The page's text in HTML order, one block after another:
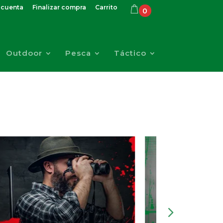
Finalizar compra Carrito 0
Outdoor Pesca Táctico